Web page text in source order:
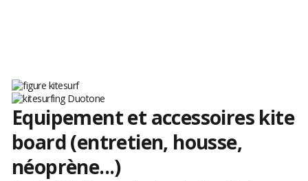
Equipement et accessoires kite
board (entretien, housse,
néoprène...)